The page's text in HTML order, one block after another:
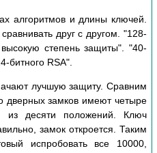
алгоритмов и длины ключей.
друг с другом. "128-
степень защиты". "40-
битного RSA".
лучшую защиту. Сравним
дверных замков имеют четыре
из десяти положений. Ключ
замок откроется. Таким
испробовать все 10000,